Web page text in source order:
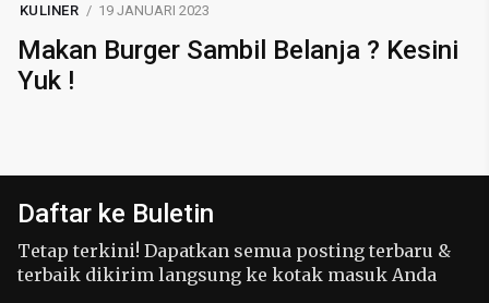
KULINER 19 JANUARI 2023
Makan Burger Sambil Belanja ? Kesini
Yuk !
Daftar ke Buletin
Tetap terkini! Dapatkan semua posting terbaru &
terbaik dikirim langsung ke kotak masuk Anda